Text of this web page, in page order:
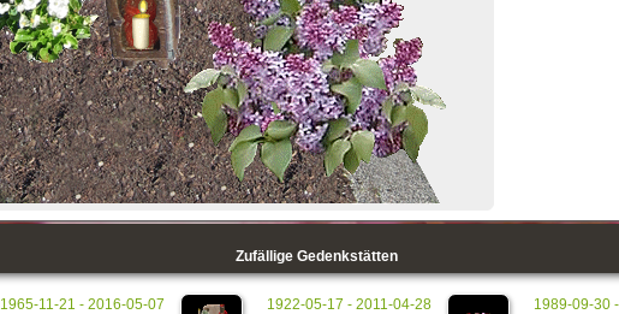
Zufällige Gedenkstätten
1965-11-21 - 2016-05-07
1922-05-17 - 2011-04-28
1989-09-30